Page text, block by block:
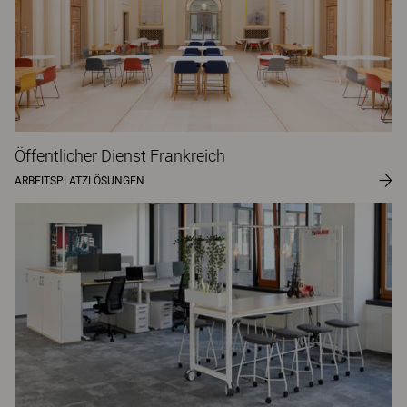
Öffentlicher Dienst Frankreich
ARBEITSPLATZLÖSUNGEN